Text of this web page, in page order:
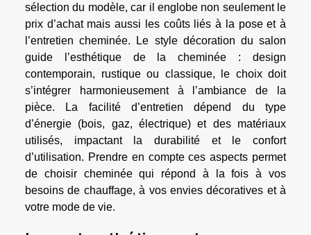
sélection du modèle, car il englobe non seulement le
prix d’achat mais aussi les coûts liés à la pose et à
l’entretien cheminée. Le style décoration du salon
guide l’esthétique de la cheminée : design
contemporain, rustique ou classique, le choix doit
s’intégrer harmonieusement à l’ambiance de la
pièce. La facilité d’entretien dépend du type
d’énergie (bois, gaz, électrique) et des matériaux
utilisés, impactant la durabilité et le confort
d’utilisation. Prendre en compte ces aspects permet
de choisir cheminée qui répond à la fois à vos
besoins de chauffage, à vos envies décoratives et à
votre mode de vie.